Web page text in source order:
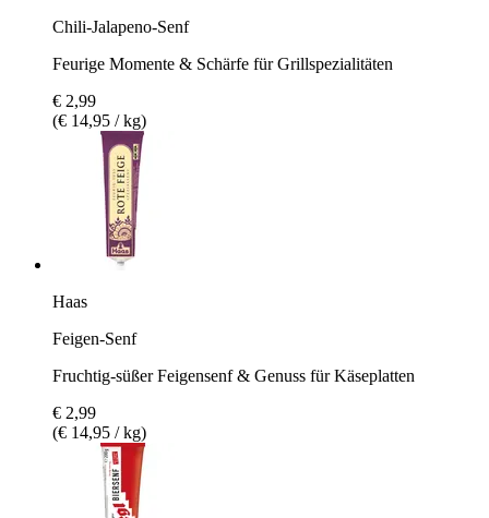
Chili-Jalapeno-Senf
Feurige Momente & Schärfe für Grillspezialitäten
€ 2,99
(€ 14,95 / kg)
Haas
Feigen-Senf
Fruchtig-süßer Feigensenf & Genuss für Käseplatten
€ 2,99
(€ 14,95 / kg)